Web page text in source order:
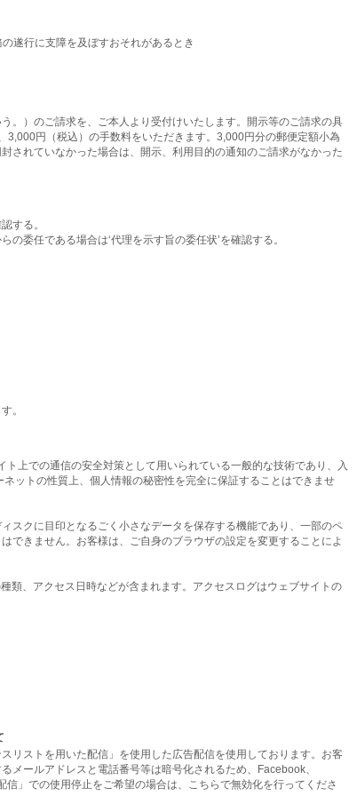
遂行に支障を及ぼすおそれがあるとき
。）のご請求を、ご本人より受付けいたします。開示等のご請求の具
円（税込）の手数料をいただきます。3,000円分の郵便定額小為
されていなかった場合は、開示、利用目的の通知のご請求がなかった
する。
委任である場合は‘代理を示す旨の委任状’を確認する。
。
上での通信の安全対策として用いられている一般的な技術であり、入
ットの性質上、個人情報の秘密性を完全に保証することはできませ
スクに目印となるごく小さなデータを保存する機能であり、一部のペ
できません。お客様は、ご自身のブラウザの設定を変更することによ
類、アクセス日時などが含まれます。アクセスログはウェブサイトの
リストを用いた配信」を使用した広告配信を使用しております。お客
ールアドレスと電話番号等は暗号化されるため、Facebook、
」での使用停止をご希望の場合は、こちらで無効化を行ってくださ